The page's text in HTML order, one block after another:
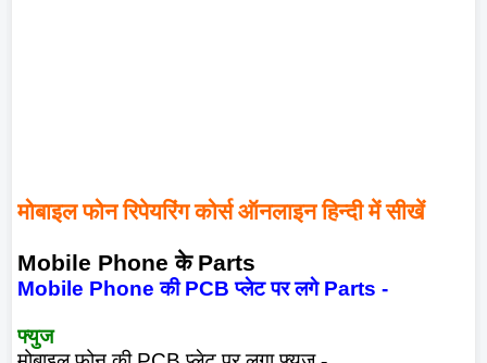
मोबाइल फोन रिपेयरिंग कोर्स ऑनलाइन हिन्दी में सीखें
Mobile Phone के Parts
Mobile Phone की PCB प्लेट पर लगे Parts -
फ्युज